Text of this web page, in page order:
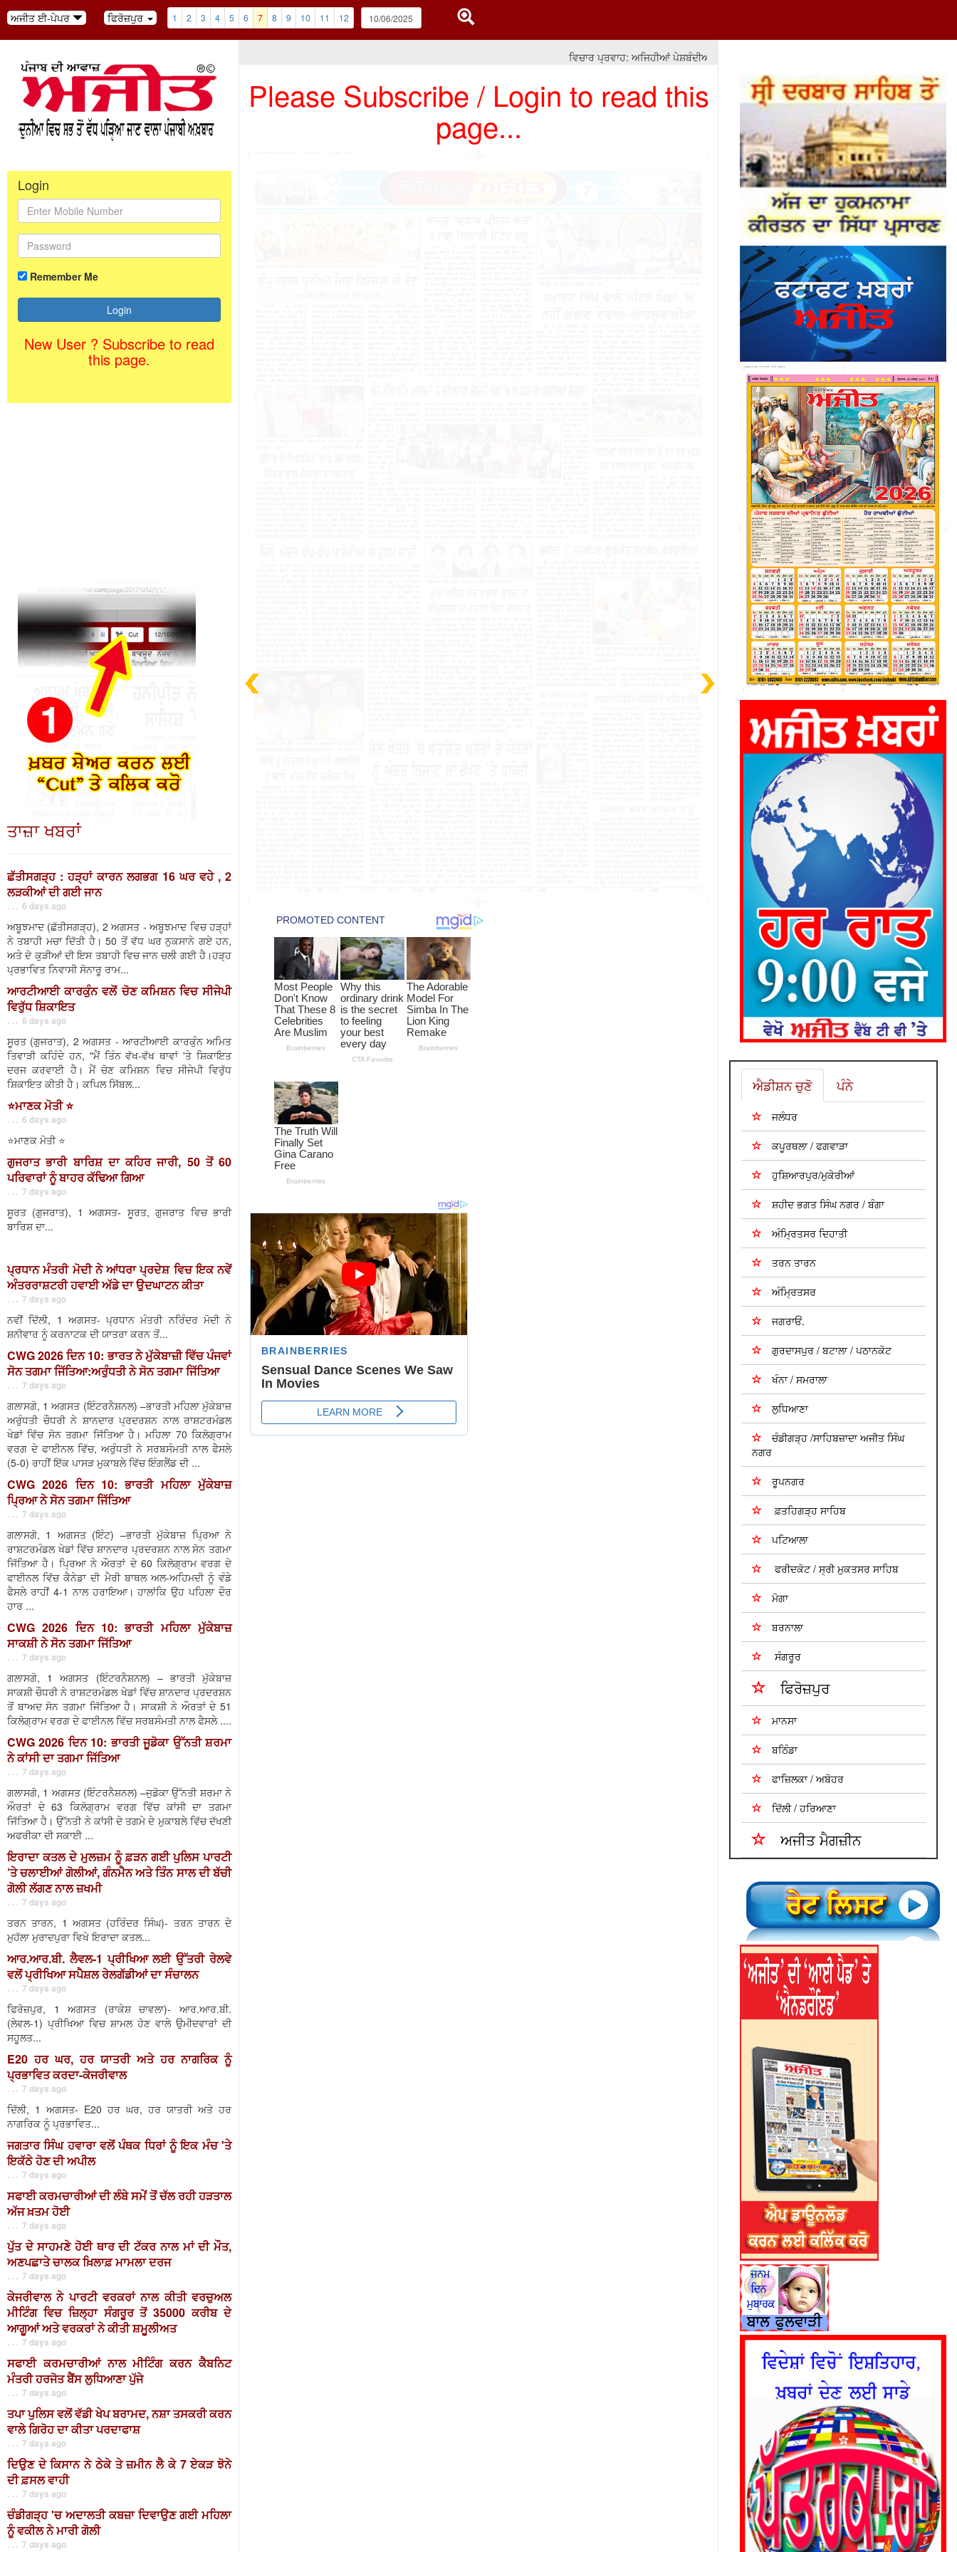
ਅਜੀਤ ਈ-ਪੇਪਰ ਫਿਰੋਜ਼ਪੁਰ 1 2 3 4 5 6 7 8 9 10 11 12
Login
Remember Me
New User ? Subscribe to read
this page.
ਤਾਜ਼ਾ ਖਬਰਾਂ
ਛੱਤੀਸਗੜ੍ਹ : ਹੜ੍ਹਾਂ ਕਾਰਨ ਲਗਭਗ 16 ਘਰ ਵਹੇ , 2
ਲੜਕੀਆਂ ਦੀ ਗਈ ਜਾਨ
. . . 6 days ago
ਅਬੂਝਮਾਦ (ਛੱਤੀਸਗੜ੍ਹ), 2 ਅਗਸਤ - ਅਬੂਝਮਾਦ ਵਿਚ ਹੜ੍ਹਾਂ
ਨੇ ਤਬਾਹੀ ਮਚਾ ਦਿੱਤੀ ਹੈ। 50 ਤੋਂ ਵੱਧ ਘਰ ਨੁਕਸਾਨੇ ਗਏ ਹਨ,
ਅਤੇ ਦੋ ਕੁੜੀਆਂ ਦੀ ਇਸ ਤਬਾਹੀ ਵਿਚ ਜਾਨ ਚਲੀ ਗਈ ਹੈ।ਹੜ੍ਹ
ਪ੍ਰਭਾਵਿਤ ਨਿਵਾਸੀ ਸੋਨਾਰੂ ਰਾਮ...
ਆਰਟੀਆਈ ਕਾਰਕੁੰਨ ਵਲੋਂ ਚੋਣ ਕਮਿਸ਼ਨ ਵਿਚ ਸੀਜੇਪੀ
ਵਿਰੁੱਧ ਸ਼ਿਕਾਇਤ
. . . 6 days ago
ਸੂਰਤ (ਗੁਜਰਾਤ), 2 ਅਗਸਤ - ਆਰਟੀਆਈ ਕਾਰਕੁੰਨ ਅਮਿਤ
ਤਿਵਾੜੀ ਕਹਿੰਦੇ ਹਨ, "ਮੈਂ ਤਿੰਨ ਵੱਖ-ਵੱਖ ਥਾਵਾਂ 'ਤੇ ਸ਼ਿਕਾਇਤ
ਦਰਜ ਕਰਵਾਈ ਹੈ। ਮੈਂ ਚੋਣ ਕਮਿਸ਼ਨ ਵਿਚ ਸੀਜੇਪੀ ਵਿਰੁੱਧ
ਸ਼ਿਕਾਇਤ ਕੀਤੀ ਹੈ। ਕਪਿਲ ਸਿੱਬਲ...
⭐️ਮਾਣਕ ਮੋਤੀ ⭐️
. . . 6 days ago
⭐️ਮਾਣਕ ਮੋਤੀ ⭐️
ਗੁਜਰਾਤ ਭਾਰੀ ਬਾਰਿਸ਼ ਦਾ ਕਹਿਰ ਜਾਰੀ, 50 ਤੋਂ 60
ਪਰਿਵਾਰਾਂ ਨੂੰ ਬਾਹਰ ਕੱਢਿਆ ਗਿਆ
. . . 7 days ago
ਸੂਰਤ (ਗੁਜਰਾਤ), 1 ਅਗਸਤ- ਸੂਰਤ, ਗੁਜਰਾਤ ਵਿਚ ਭਾਰੀ
ਬਾਰਿਸ਼ ਦਾ...
ਪ੍ਰਧਾਨ ਮੰਤਰੀ ਮੋਦੀ ਨੇ ਆਂਧਰਾ ਪ੍ਰਦੇਸ਼ ਵਿਚ ਇਕ ਨਵੇਂ
ਅੰਤਰਰਾਸ਼ਟਰੀ ਹਵਾਈ ਅੱਡੇ ਦਾ ਉਦਘਾਟਨ ਕੀਤਾ
. . . 7 days ago
ਨਵੀਂ ਦਿੱਲੀ, 1 ਅਗਸਤ- ਪ੍ਰਧਾਨ ਮੰਤਰੀ ਨਰਿੰਦਰ ਮੋਦੀ ਨੇ
ਸ਼ਨੀਵਾਰ ਨੂੰ ਕਰਨਾਟਕ ਦੀ ਯਾਤਰਾ ਕਰਨ ਤੋਂ...
CWG 2026 ਦਿਨ 10: ਭਾਰਤ ਨੇ ਮੁੱਕੇਬਾਜ਼ੀ ਵਿੱਚ ਪੰਜਵਾਂ
ਸੋਨ ਤਗਮਾ ਜਿੱਤਿਆ:ਅਰੁੰਧਤੀ ਨੇ ਸੋਨ ਤਗਮਾ ਜਿੱਤਿਆ
. . . 7 days ago
ਗਲਾਸਗੋ, 1 ਅਗਸਤ (ਇੰਟਰਨੈਸ਼ਨਲ) –ਭਾਰਤੀ ਮਹਿਲਾ ਮੁੱਕੇਬਾਜ਼
ਅਰੁੰਧਤੀ ਚੌਧਰੀ ਨੇ ਸ਼ਾਨਦਾਰ ਪ੍ਰਦਰਸ਼ਨ ਨਾਲ ਰਾਸ਼ਟਰਮੰਡਲ
ਖੇਡਾਂ ਵਿੱਚ ਸੋਨ ਤਗਮਾ ਜਿੱਤਿਆ ਹੈ। ਮਹਿਲਾ 70 ਕਿਲੋਗ੍ਰਾਮ
ਵਰਗ ਦੇ ਫਾਈਨਲ ਵਿੱਚ, ਅਰੁੰਧਤੀ ਨੇ ਸਰਬਸੰਮਤੀ ਨਾਲ ਫੈਸਲੇ
(5-0) ਰਾਹੀਂ ਇੱਕ ਪਾਸੜ ਮੁਕਾਬਲੇ ਵਿੱਚ ਇੰਗਲੈਂਡ ਦੀ ...
CWG 2026 ਦਿਨ 10: ਭਾਰਤੀ ਮਹਿਲਾ ਮੁੱਕੇਬਾਜ਼
ਪ੍ਰਿਆ ਨੇ ਸੋਨ ਤਗਮਾ ਜਿੱਤਿਆ
. . . 7 days ago
ਗਲਾਸਗੋ, 1 ਅਗਸਤ (ਇੰਟ) –ਭਾਰਤੀ ਮੁੱਕੇਬਾਜ਼ ਪ੍ਰਿਆ ਨੇ
ਰਾਸ਼ਟਰਮੰਡਲ ਖੇਡਾਂ ਵਿੱਚ ਸ਼ਾਨਦਾਰ ਪ੍ਰਦਰਸ਼ਨ ਨਾਲ ਸੋਨ ਤਗਮਾ
ਜਿੱਤਿਆ ਹੈ। ਪ੍ਰਿਆ ਨੇ ਔਰਤਾਂ ਦੇ 60 ਕਿਲੋਗ੍ਰਾਮ ਵਰਗ ਦੇ
ਫਾਈਨਲ ਵਿੱਚ ਕੈਨੇਡਾ ਦੀ ਮੈਰੀ ਬਾਥਲ ਅਲ-ਅਹਿਮਦੀ ਨੂੰ ਵੰਡੇ
ਫੈਸਲੇ ਰਾਹੀਂ 4-1 ਨਾਲ ਹਰਾਇਆ। ਹਾਲਾਂਕਿ ਉਹ ਪਹਿਲਾ ਦੌਰ
ਹਾਰ ...
CWG 2026 ਦਿਨ 10: ਭਾਰਤੀ ਮਹਿਲਾ ਮੁੱਕੇਬਾਜ਼
ਸਾਕਸ਼ੀ ਨੇ ਸੋਨ ਤਗਮਾ ਜਿੱਤਿਆ
. . . 7 days ago
ਗਲਾਸਗੋ, 1 ਅਗਸਤ (ਇੰਟਰਨੈਸ਼ਨਲ) – ਭਾਰਤੀ ਮੁੱਕੇਬਾਜ਼
ਸਾਕਸ਼ੀ ਚੌਧਰੀ ਨੇ ਰਾਸ਼ਟਰਮੰਡਲ ਖੇਡਾਂ ਵਿੱਚ ਸ਼ਾਨਦਾਰ ਪ੍ਰਦਰਸ਼ਨ
ਤੋਂ ਬਾਅਦ ਸੋਨ ਤਗਮਾ ਜਿੱਤਿਆ ਹੈ। ਸਾਕਸ਼ੀ ਨੇ ਔਰਤਾਂ ਦੇ 51
ਕਿਲੋਗ੍ਰਾਮ ਵਰਗ ਦੇ ਫਾਈਨਲ ਵਿੱਚ ਸਰਬਸੰਮਤੀ ਨਾਲ ਫੈਸਲੇ ....
CWG 2026 ਦਿਨ 10: ਭਾਰਤੀ ਜੂਡੋਕਾ ਉੱਨਤੀ ਸ਼ਰਮਾ
ਨੇ ਕਾਂਸੀ ਦਾ ਤਗਮਾ ਜਿੱਤਿਆ
. . . 7 days ago
ਗਲਾਸਗੋ, 1 ਅਗਸਤ (ਇੰਟਰਨੈਸ਼ਨਲ) –ਜੁਡੋਕਾ ਉੱਨਤੀ ਸ਼ਰਮਾ ਨੇ
ਔਰਤਾਂ ਦੇ 63 ਕਿਲੋਗ੍ਰਾਮ ਵਰਗ ਵਿੱਚ ਕਾਂਸੀ ਦਾ ਤਗਮਾ
ਜਿੱਤਿਆ ਹੈ। ਉੱਨਤੀ ਨੇ ਕਾਂਸੀ ਦੇ ਤਗਮੇ ਦੇ ਮੁਕਾਬਲੇ ਵਿੱਚ ਦੱਖਣੀ
ਅਫਰੀਕਾ ਦੀ ਸਕਾਈ ...
ਇਰਾਦਾ ਕਤਲ ਦੇ ਮੁਲਜ਼ਮ ਨੂੰ ਫ਼ੜਨ ਗਈ ਪੁਲਿਸ ਪਾਰਟੀ
’ਤੇ ਚਲਾਈਆਂ ਗੋਲੀਆਂ, ਗੰਨਮੈਨ ਅਤੇ ਤਿੰਨ ਸਾਲ ਦੀ ਬੱਚੀ
ਗੋਲੀ ਲੱਗਣ ਨਾਲ ਜ਼ਖਮੀ
. . . 7 days ago
ਤਰਨ ਤਾਰਨ, 1 ਅਗਸਤ (ਹਰਿੰਦਰ ਸਿੰਘ)- ਤਰਨ ਤਾਰਨ ਦੇ
ਮੁਹੱਲਾ ਮੁਰਾਦਪੁਰਾ ਵਿਖੇ ਇਰਾਦਾ ਕਤਲ...
ਆਰ.ਆਰ.ਬੀ. ਲੈਵਲ-1 ਪ੍ਰੀਖਿਆ ਲਈ ਉੱਤਰੀ ਰੇਲਵੇ
ਵਲੋਂ ਪ੍ਰੀਖਿਆ ਸਪੈਸ਼ਲ ਰੇਲਗੱਡੀਆਂ ਦਾ ਸੰਚਾਲਨ
. . . 7 days ago
ਫਿਰੋਜ਼ਪੁਰ, 1 ਅਗਸਤ (ਰਾਕੇਸ਼ ਚਾਵਲਾ)- ਆਰ.ਆਰ.ਬੀ.
(ਲੇਵਲ-1) ਪ੍ਰੀਖਿਆ ਵਿਚ ਸ਼ਾਮਲ ਹੋਣ ਵਾਲੇ ਉਮੀਦਵਾਰਾਂ ਦੀ
ਸਹੂਲਤ...
E20 ਹਰ ਘਰ, ਹਰ ਯਾਤਰੀ ਅਤੇ ਹਰ ਨਾਗਰਿਕ ਨੂੰ
ਪ੍ਰਭਾਵਿਤ ਕਰਦਾ-ਕੇਜਰੀਵਾਲ
. . . 7 days ago
ਦਿੱਲੀ, 1 ਅਗਸਤ- E20 ਹਰ ਘਰ, ਹਰ ਯਾਤਰੀ ਅਤੇ ਹਰ
ਨਾਗਰਿਕ ਨੂੰ ਪ੍ਰਭਾਵਿਤ...
ਜਗਤਾਰ ਸਿੰਘ ਹਵਾਰਾ ਵਲੋਂ ਪੰਥਕ ਧਿਰਾਂ ਨੂੰ ਇਕ ਮੰਚ 'ਤੇ
ਇਕੱਠੇ ਹੋਣ ਦੀ ਅਪੀਲ
. . . 7 days ago
ਸਫਾਈ ਕਰਮਚਾਰੀਆਂ ਦੀ ਲੰਬੇ ਸਮੇਂ ਤੋਂ ਚੱਲ ਰਹੀ ਹੜਤਾਲ
ਅੱਜ ਖ਼ਤਮ ਹੋਈ
. . . 7 days ago
ਪੁੱਤ ਦੇ ਸਾਹਮਣੇ ਹੋਈ ਥਾਰ ਦੀ ਟੱਕਰ ਨਾਲ ਮਾਂ ਦੀ ਮੌਤ,
ਅਣਪਛਾਤੇ ਚਾਲਕ ਖ਼ਿਲਾਫ਼ ਮਾਮਲਾ ਦਰਜ
. . . 7 days ago
ਕੇਜਰੀਵਾਲ ਨੇ ਪਾਰਟੀ ਵਰਕਰਾਂ ਨਾਲ ਕੀਤੀ ਵਰਚੁਅਲ
ਮੀਟਿੰਗ ਵਿਚ ਜ਼ਿਲ੍ਹਾ ਸੰਗਰੂਰ ਤੋਂ 35000 ਕਰੀਬ ਦੇ
ਆਗੂਆਂ ਅਤੇ ਵਰਕਰਾਂ ਨੇ ਕੀਤੀ ਸ਼ਮੂਲੀਅਤ
. . . 7 days ago
ਸਫਾਈ ਕਰਮਚਾਰੀਆਂ ਨਾਲ ਮੀਟਿੰਗ ਕਰਨ ਕੈਬਨਿਟ
ਮੰਤਰੀ ਹਰਜੋਤ ਬੈਂਸ ਲੁਧਿਆਣਾ ਪੁੱਜੇ
. . . 7 days ago
ਤਪਾ ਪੁਲਿਸ ਵਲੋਂ ਵੱਡੀ ਖੇਪ ਬਰਾਮਦ, ਨਸ਼ਾ ਤਸਕਰੀ ਕਰਨ
ਵਾਲੇ ਗਿਰੋਹ ਦਾ ਕੀਤਾ ਪਰਦਾਫਾਸ਼
. . . 7 days ago
ਦਿਉਣ ਦੇ ਕਿਸਾਨ ਨੇ ਠੇਕੇ ਤੇ ਜ਼ਮੀਨ ਲੈ ਕੇ 7 ਏਕੜ ਝੋਨੇ
ਦੀ ਫ਼ਸਲ ਵਾਹੀ
. . . 7 days ago
ਚੰਡੀਗੜ੍ਹ 'ਚ ਅਦਾਲਤੀ ਕਬਜ਼ਾ ਦਿਵਾਉਣ ਗਈ ਮਹਿਲਾ
ਨੂੰ ਵਕੀਲ ਨੇ ਮਾਰੀ ਗੋਲੀ
. . . 7 days ago
ਵਿਚਾਰ ਪ੍ਰਵਾਹ: ਅਜਿਹੀਆਂ ਪੇਸ਼ਬੰਦੀਆਂ ਕਰੋ ਕਿ ਬਰਬਾਦੀ, ਭ੍ਰਿਸ਼ਟਾਚਾਰ ਅਤੇ ਬਦਇੰਤਜ਼ਾਮੀ ਦੀ ਸੰਭਾਵਨਾ ਹੀ
Please Subscribe / Login to read this
page...
ਐਡੀਸ਼ਨ ਚੁਣੋ ਪੰਨੇ
ਜਲੰਧਰ
ਕਪੂਰਥਲਾ / ਫਗਵਾੜਾ
ਹੁਸ਼ਿਆਰਪੁਰ/ਮੁਕੇਰੀਆਂ
ਸ਼ਹੀਦ ਭਗਤ ਸਿੰਘ ਨਗਰ / ਬੰਗਾ
ਅੰਮ੍ਰਿਤਸਰ ਦਿਹਾਤੀ
ਤਰਨ ਤਾਰਨ
ਅੰਮ੍ਰਿਤਸਰ
ਜਗਰਾਓਂ.
ਗੁਰਦਾਸਪੁਰ / ਬਟਾਲਾ / ਪਠਾਨਕੋਟ
ਖੰਨਾ / ਸਮਰਾਲਾ
ਲੁਧਿਆਣਾ
ਚੰਡੀਗੜ੍ਹ /ਸਾਹਿਬਜ਼ਾਦਾ ਅਜੀਤ ਸਿੰਘ
ਨਗਰ
ਰੂਪਨਗਰ
ਫ਼ਤਹਿਗੜ੍ਹ ਸਾਹਿਬ
ਪਟਿਆਲਾ
ਫਰੀਦਕੋਟ / ਸ੍ਰੀ ਮੁਕਤਸਰ ਸਾਹਿਬ
ਮੋਗਾ
ਬਰਨਾਲਾ
ਸੰਗਰੂਰ
ਫਿਰੋਜ਼ਪੁਰ
ਮਾਨਸਾ
ਬਠਿੰਡਾ
ਫਾਜ਼ਿਲਕਾ / ਅਬੋਹਰ
ਦਿੱਲੀ / ਹਰਿਆਣਾ
ਅਜੀਤ ਮੈਗਜ਼ੀਨ